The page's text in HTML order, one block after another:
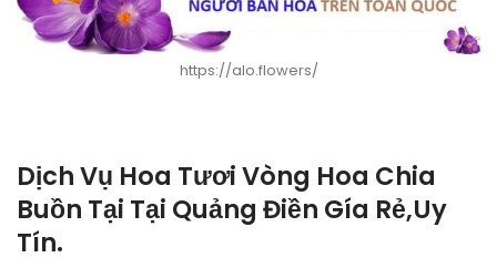
https://alo.flowers/
Dịch Vụ Hoa Tươi Vòng Hoa Chia
Buồn Tại Tại Quảng Điền Gía Rẻ,Uy
Tín.